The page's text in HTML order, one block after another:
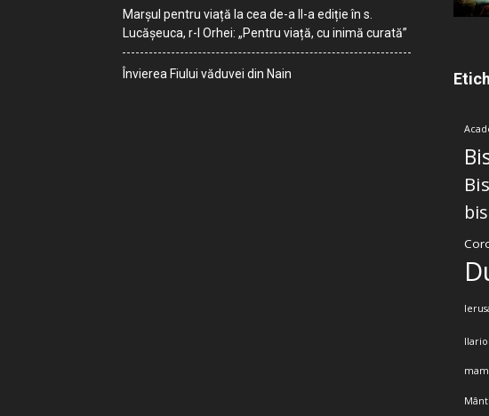
Marșul pentru viață la cea de-a II-a ediție în s.
Lucășeuca, r-l Orhei: „Pentru viață, cu inimă curată”
Învierea Fiului văduvei din Nain